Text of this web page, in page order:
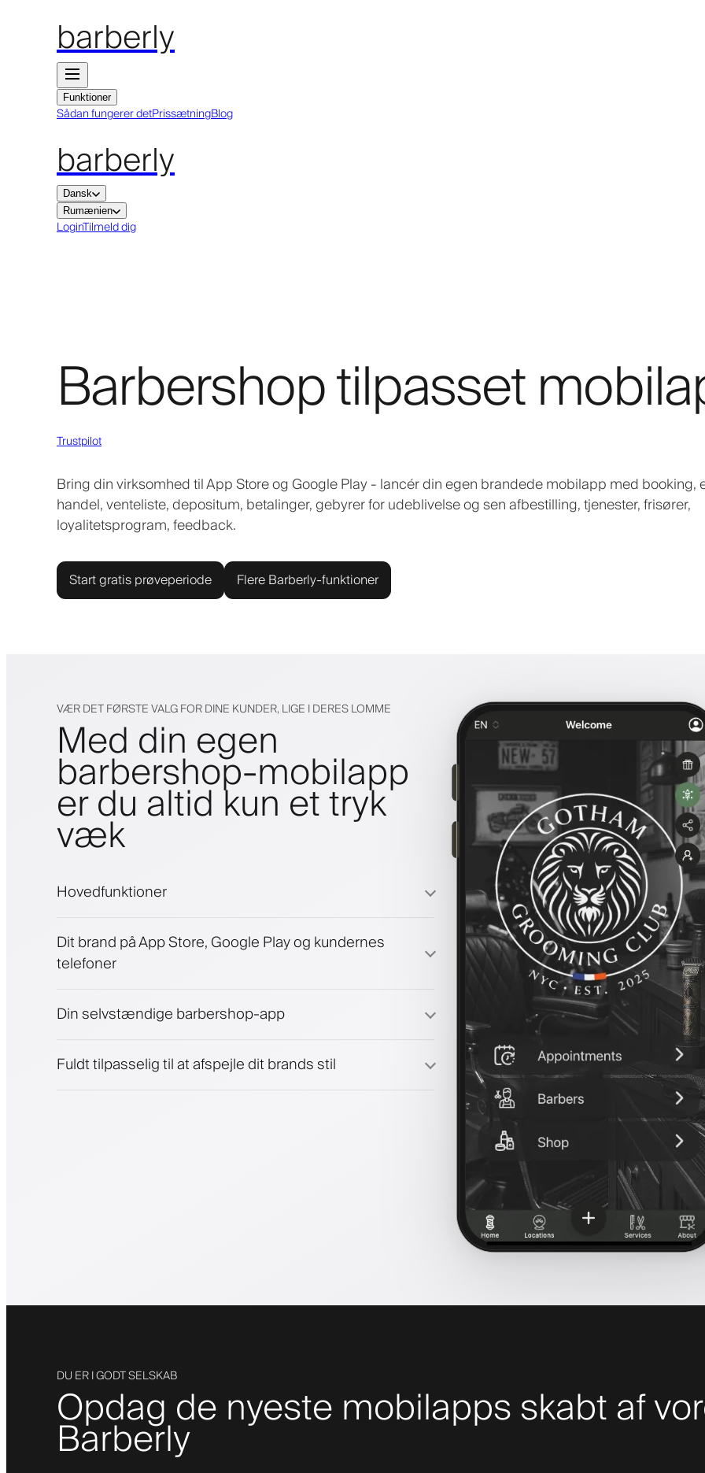
barberly
Funktioner
Sådan fungerer detPrissætningBlog
barberly
Dansk
Rumænien
LoginTilmeld dig
Barbershop tilpasset
Trustpilot
Bring din virksomhed til App Store og Google Play - lancér din egen brandede mobilapp med booking,
handel, venteliste, depositum, betalinger, gebyrer for udeblivelse og sen afbestilling, tjenester, frisører,
loyalitetsprogram, feedback.
Start gratis prøveperiode Flere Barberly-funktioner
VÆR DET FØRSTE VALG FOR DINE KUNDER, LIGE I DERES LOMME
Med din egen
barbershop-mobilapp
er du altid kun et tryk
væk
Hovedfunktioner
Betalinger, sikkerhedsdepositum
Sælg skønhedsprodukter
Dit brand på App Store, Google Play og kundernes
telefoner
Din selvstændige barbershop-app
Fuldt tilpasselig til at afspejle dit brands stil
DU ER I GODT SELSKAB
Opdag de nyeste mobilapps skabt af
Barberly